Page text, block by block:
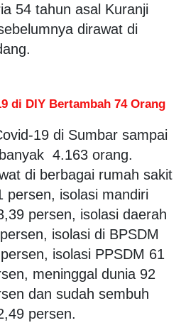
54 tahun asal Kuranji
dirawat di
di DIY Bertambah 74 Orang
19 di Sumbar sampai
4.163 orang.
di berbagai rumah sakit
persen, isolasi mandiri
persen, isolasi daerah
isolasi di BPSDM
isolasi PPSDM 61
meninggal dunia 92
dan sudah sembuh
persen.